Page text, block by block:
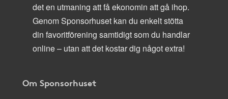
det en utmaning att få ekonomin att gå ihop.
Genom Sponsorhuset kan du enkelt stötta
din favoritförening samtidigt som du handlar
online – utan att det kostar dig något extra!
Om Sponsorhuset